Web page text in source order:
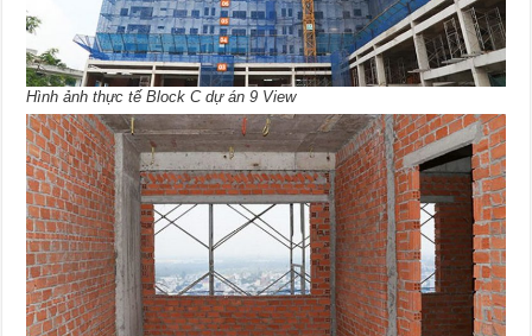
Hình ảnh thực tế Block C dự án 9 View